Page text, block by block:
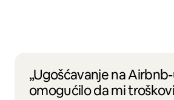
„Ugošćavanje na
omogućilo da mi